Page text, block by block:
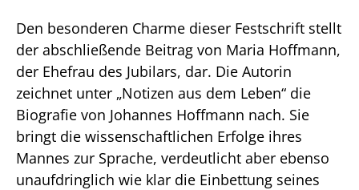
Den besonderen Charme dieser Festschrift stellt
der abschließende Beitrag von Maria Hoffmann,
der Ehefrau des Jubilars, dar. Die Autorin
zeichnet unter „Notizen aus dem Leben“ die
Biografie von Johannes Hoffmann nach. Sie
bringt die wissenschaftlichen Erfolge ihres
Mannes zur Sprache, verdeutlicht aber ebenso
unaufdringlich wie klar die Einbettung seines